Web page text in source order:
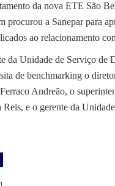
da nova ETE São
procurou a Sanepar para
ao relacionamento
da Unidade de Serviço de
de benchmarking o
Andreão, o
Reis, e o gerente da